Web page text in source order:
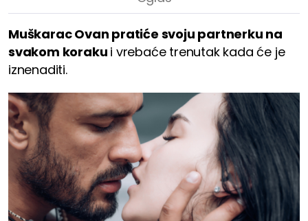
Muškarac Ovan pratiće svoju partnerku na
svakom koraku i vrebaće trenutak kada će je
iznenaditi.